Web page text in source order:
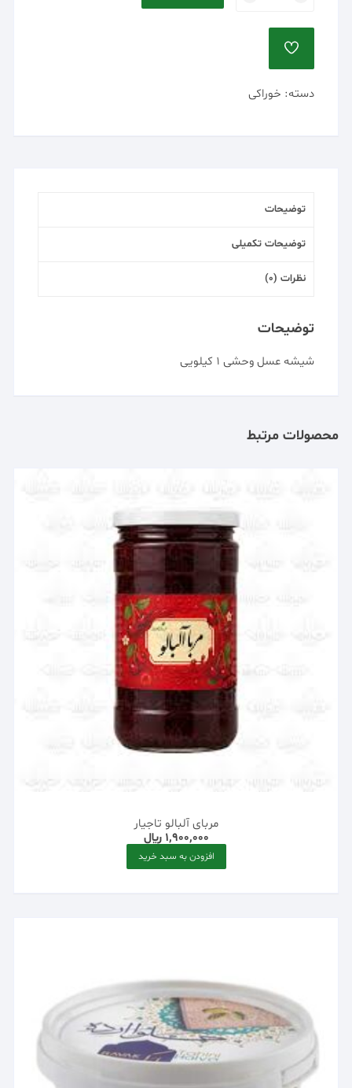
ADD
دسته: خوراکی
توضیحات
توضیحات تکمیلی
نظرات (0)
توضیحات
شیشه عسل وحشی 1 کیلویی
محصولات مرتبط
مربای آلبالو تاجیار
1,900,000 ﷼
افزودن به سبد خرید